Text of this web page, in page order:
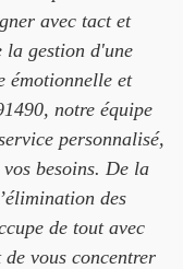
avec tact et
la gestion d'une
émotionnelle et
notre équipe
personnalisé,
besoins. De la
des
de tout avec
vous concentrer